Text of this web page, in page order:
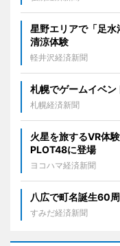
星野エリアで「足
清涼体験
軽井沢経済新聞
札幌でゲームイベ
札幌経済新聞
火星を旅するVR体
PLOT48に登場
ヨコハマ経済新聞
八広で町名誕生60
すみだ経済新聞